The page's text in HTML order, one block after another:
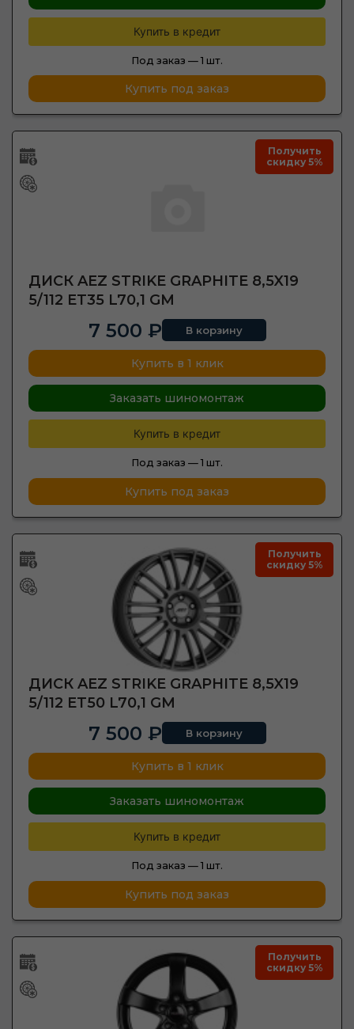
Купить в кредит
Под заказ — 1 шт.
Купить под заказ
Получить
скидку 5%
ДИСК AEZ STRIKE GRAPHITE 8,5X19
5/112 ET35 L70,1 GM
7 500 ₽ В корзину
Купить в 1 клик
Заказать шиномонтаж
Купить в кредит
Под заказ — 1 шт.
Купить под заказ
Получить
скидку 5%
ДИСК AEZ STRIKE GRAPHITE 8,5X19
5/112 ET50 L70,1 GM
7 500 ₽ В корзину
Купить в 1 клик
Заказать шиномонтаж
Купить в кредит
Под заказ — 1 шт.
Купить под заказ
Получить
скидку 5%